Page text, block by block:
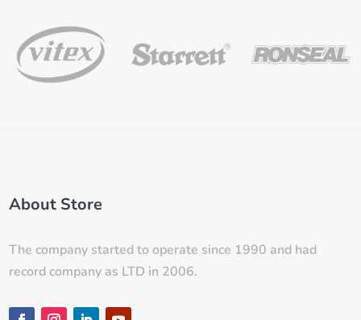
About Store
The company started to operate since 1990 and had
record company as LTD in 2006.